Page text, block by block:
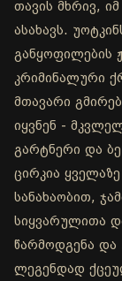
თავის მხრივ,
ასახავს.
განყოფილების
კრიმინალური
მთავარი
იყვნენ -
გარტნერი და
ცირკია
სანახაობით,
სიყვარულითა
წარმოდგენა და
ლეგენდად